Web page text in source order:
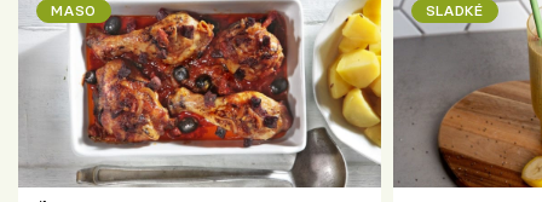
MASO SLADKÉ